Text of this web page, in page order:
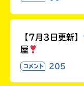
【7月3日更新】
屋
コメント 205